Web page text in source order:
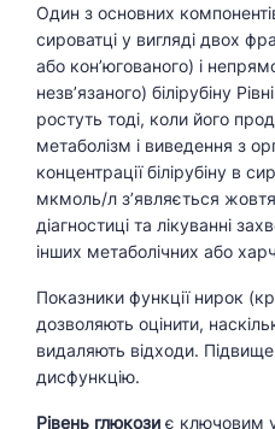
Один з основних
сироватці у вигляді двох
або кон’югованого) і
незв’язаного) білірубіну
ростуть тоді, коли його
метаболізм і виведення з
концентрації білірубіну в
мкмоль/л з’являється
діагностиці та лікуванні
інших метаболічних або
Показники функції нирок
дозволяють оцінити,
видаляють відходи.
дисфункцію.
Рівень глюкози є ключовим у